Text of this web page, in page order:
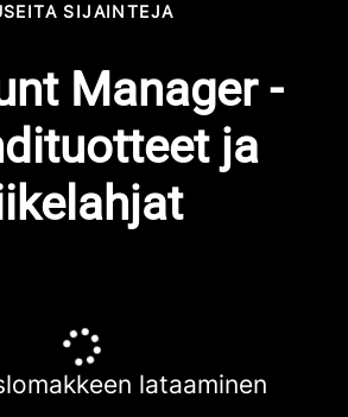
SIJAINTEJA
Manager -
ja
lataaminen